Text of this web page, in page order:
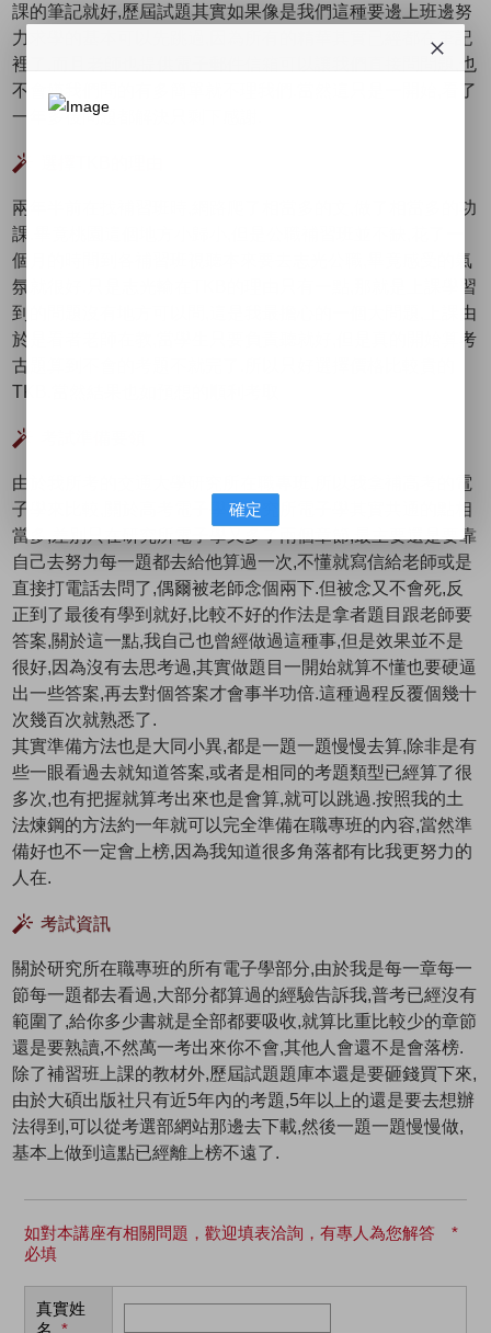
課的筆記就好,歷屆試題其實如果像是我們這種要邊上班邊努
力求學的基本可以先跳過,因為所有的精華其實已經都在筆記
裡了.而且老師也提供電子郵件信箱可以讓我們直接問問題,也
不會嫌我們問的有多簡單就不理我們.當然這只是一開始,看了
一年多後問題都解決只剩下感謝.
兩年半前在找補習班時,網路爬了相當多的文,做了相當多的功
課.畢竟桃園這個地方小歸小,但是公職補習班並不缺,花了一
個月的時間到各補習班視聽本來要去志光公職,畢竟感受的氣
氛就很好.只是志光輸在TKB的理由只有一點,那就是上課學習
到的問題沒有地方可以問,這是我最擔心的一個大問題,上課由
於是看者老師在教,當學生只要負責聽就好,但是真的開始算考
古題算到不會的考題不就完了.所以只好選擇價格比較貴的
TKB.當然結果也如預想的順利考取
由於我所考的交通大學研究所在職專班,所以我拿補高考的電
子學來比較,關於高考電子學和研究所電子學其實共通的點相
當多,差別只在研究所電子學又多了兩個章節,最主要還是要靠
自己去努力每一題都去給他算過一次,不懂就寫信給老師或是
直接打電話去問了,偶爾被老師念個兩下.但被念又不會死,反
正到了最後有學到就好,比較不好的作法是拿者題目跟老師要
答案,關於這一點,我自己也曾經做過這種事,但是效果並不是
很好,因為沒有去思考過,其實做題目一開始就算不懂也要硬逼
出一些答案,再去對個答案才會事半功倍.這種過程反覆個幾十
次幾百次就熟悉了.
其實準備方法也是大同小異,都是一題一題慢慢去算,除非是有
些一眼看過去就知道答案,或者是相同的考題類型已經算了很
多次,也有把握就算考出來也是會算,就可以跳過.按照我的土
法煉鋼的方法約一年就可以完全準備在職專班的內容,當然準
備好也不一定會上榜,因為我知道很多角落都有比我更努力的
人在.
考試資訊
關於研究所在職專班的所有電子學部分,由於我是每一章每一
節每一題都去看過,大部分都算過的經驗告訴我,普考已經沒有
範圍了,給你多少書就是全部都要吸收,就算比重比較少的章節
還是要熟讀,不然萬一考出來你不會,其他人會還不是會落榜.
除了補習班上課的教材外,歷屆試題題庫本還是要砸錢買下來,
由於大碩出版社只有近5年內的考題,5年以上的還是要去想辦
法得到,可以從考選部網站那邊去下載,然後一題一題慢慢做,
基本上做到這點已經離上榜不遠了.
如對本講座有相關問題，歡迎填表洽詢，有專人為您解答 *
必填
真實姓
名 *
確定